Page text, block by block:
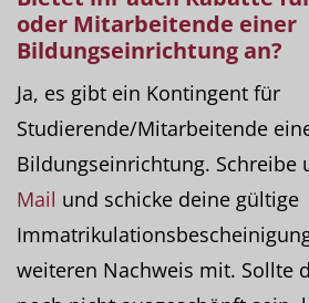
oder Mitarbeitende einer
Bildungseinrichtungan?
Ja, es gibt ein Kontingent für
Studierende/Mitarbeitende
Bildungseinrichtung. Schreibe
Mail und schicke deine gültige
weiteren Nachweis mit. Sollte